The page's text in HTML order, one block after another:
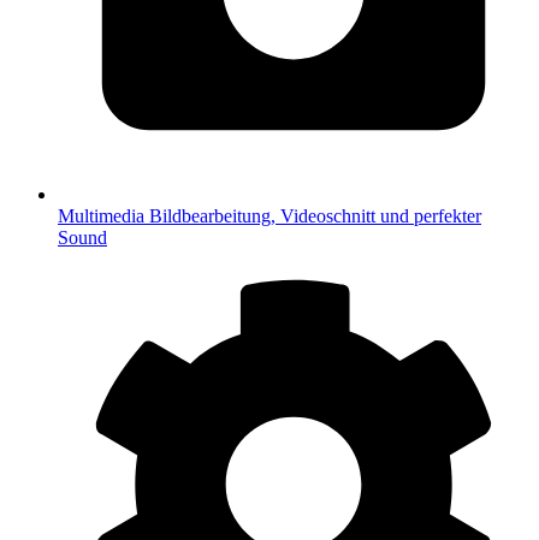
Multimedia Bildbearbeitung, Videoschnitt und perfekter
Sound